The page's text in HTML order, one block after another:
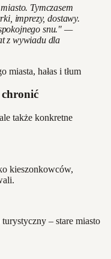
Tymczasem
imprezy, dostawy.
snu." —
z wywiadu dla
także konkretne
kieszonkowców,
– stare miasto